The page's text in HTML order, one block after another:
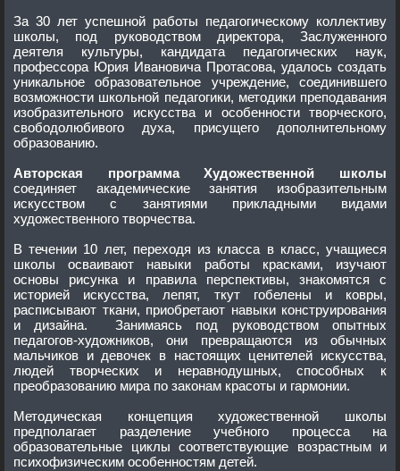
За 30 лет успешной работы педагогическому коллективу
школы, под руководством директора, Заслуженного
деятеля культуры, кандидата педагогических наук,
профессора Юрия Ивановича Протасова, удалось создать
уникальное образовательное учреждение, соединившего
возможности школьной педагогики, методики преподавания
изобразительного искусства и особенности творческого,
свободолюбивого духа, присущего дополнительному
образованию.
Авторская программа Художественной школы
соединяет академические занятия изобразительным
искусством с занятиями прикладными видами
художественного творчества.
В течении 10 лет, переходя из класса в класс, учащиеся
школы осваивают навыки работы красками, изучают
основы рисунка и правила перспективы, знакомятся с
историей искусства, лепят, ткут гобелены и ковры,
расписывают ткани, приобретают навыки конструирования
и дизайна. Занимаясь под руководством опытных
педагогов-художников, они превращаются из обычных
мальчиков и девочек в настоящих ценителей искусства,
людей творческих и неравнодушных, способных к
преобразованию мира по законам красоты и гармонии.
Методическая концепция художественной школы
предполагает разделение учебного процесса на
образовательные циклы соответствующие возрастным и
психофизическим особенностям детей.